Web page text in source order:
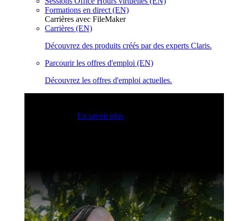
Formations en direct (EN)
Carrières avec FileMaker
Carrières (EN)
Découvrez des produits créés par des experts Claris.
Parcourir les offres d'emploi (EN)
Découvrez les offres d'emploi actuelles.
En savoir plus